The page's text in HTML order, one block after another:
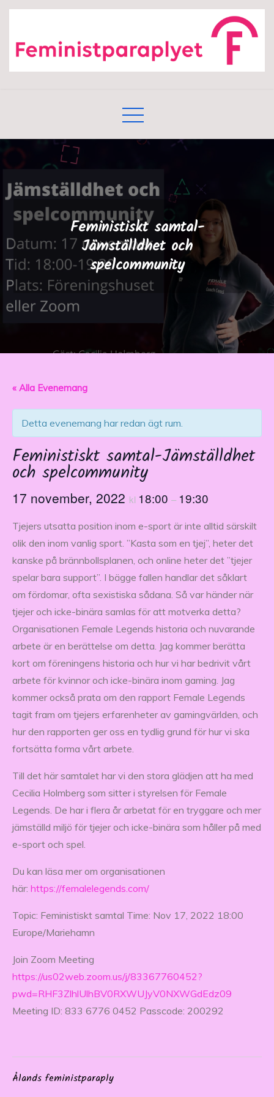
Skip
content
Feministiskt samtal-
Jämställdhet och
spelcommunity
« Alla Evenemang
Detta evenemang har redan ägt rum.
Feministiskt samtal-Jämställdhet
och spelcommunity
17 november, 2022 kl 18:00 – 19:30
Tjejers utsatta position inom e-sport är inte alltid särskilt
olik den inom vanlig sport. ”Kasta som en tjej”, heter det
kanske på brännbollsplanen, och online heter det ”tjejer
spelar bara support”. I bägge fallen handlar det såklart
om fördomar, ofta sexistiska sådana. Så var händer när
tjejer och icke-binära samlas för att motverka detta?
Organisationen Female Legends historia och nuvarande
arbete är en berättelse om detta. Jag kommer berätta
kort om föreningens historia och hur vi har bedrivit vårt
arbete för kvinnor och icke-binära inom gaming. Jag
kommer också prata om den rapport Female Legends
tagit fram om tjejers erfarenheter av gamingvärlden, och
hur den rapporten ger oss en tydlig grund för hur vi ska
fortsätta forma vårt arbete.
Till det här samtalet har vi den stora glädjen att ha med
Cecilia Holmberg som sitter i styrelsen för Female
Legends. De har i flera år arbetat för en tryggare och mer
jämställd miljö för tjejer och icke-binära som håller på med
e-sport och spel.
Du kan läsa mer om organisationen
här: https://femalelegends.com/
Topic: Feministiskt samtal Time: Nov 17, 2022 18:00
Europe/Mariehamn
Join Zoom Meeting
https://us02web.zoom.us/j/83367760452?
pwd=RHF3ZlhlUlhBV0RXWUJyV0NXWGdEdz09
Meeting ID: 833 6776 0452 Passcode: 200292
Ålands feministparaply